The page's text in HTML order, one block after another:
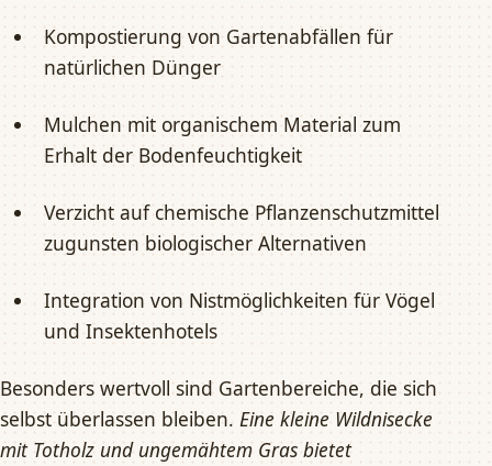
Kompostierung von Gartenabfällen für
natürlichen Dünger
Mulchen mit organischem Material zum
Erhalt der Bodenfeuchtigkeit
Verzicht auf chemische Pflanzenschutzmittel
zugunsten biologischer Alternativen
Integration von Nistmöglichkeiten für Vögel
und Insektenhotels
Besonders wertvoll sind Gartenbereiche, die sich
selbst überlassen bleiben. Eine kleine Wildnisecke
mit Totholz und ungemähtem Gras bietet